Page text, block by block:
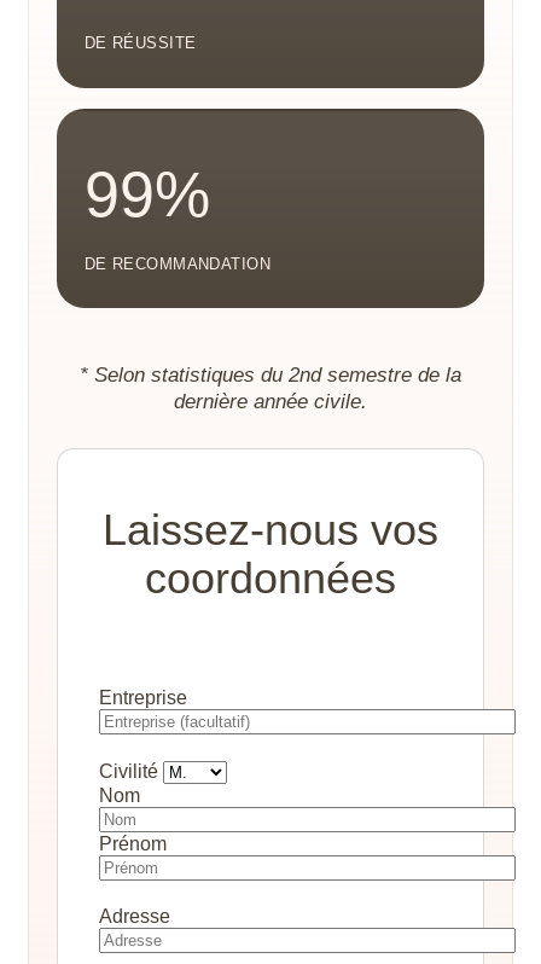
DE RÉUSSITE
99%
DE RECOMMANDATION
* Selon statistiques du 2nd semestre de la
dernière année civile.
Laissez-nous vos
coordonnées
Entreprise
Civilité
Nom
Prénom
Adresse